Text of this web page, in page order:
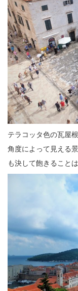
テラコッタ色の瓦屋
角度によって見える
も決して飽きること